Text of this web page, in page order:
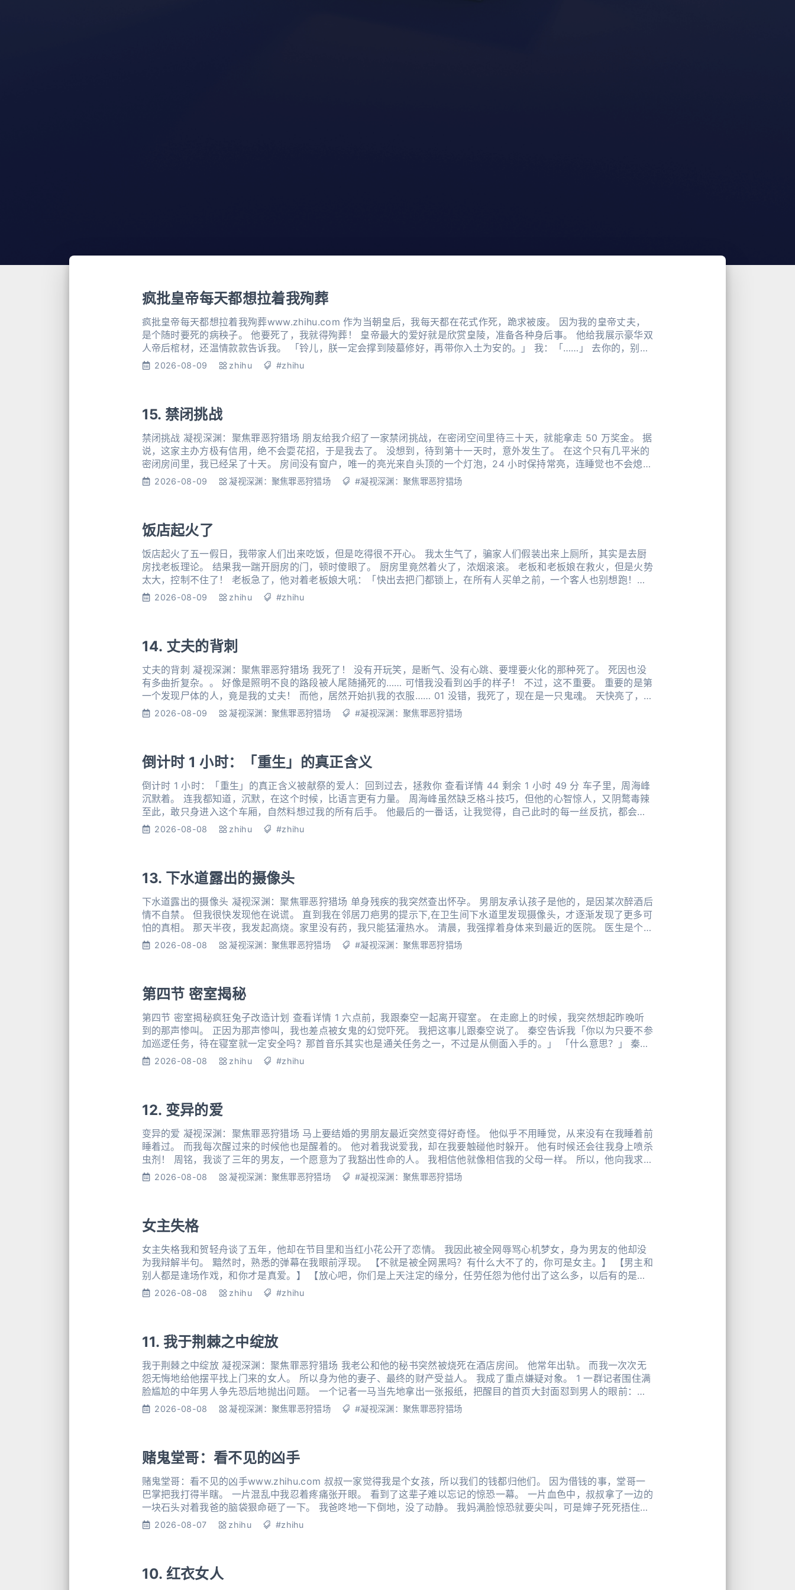
疯批皇帝每天都想拉着我殉葬
疯批皇帝每天都想拉着我殉葬www.zhihu.com 作为当朝皇后，我每天都在花式作死，跪求被废。 因为我的皇帝丈夫，
是个随时要死的病秧子。 他要死了，我就得殉葬！ 皇帝最大的爱好就是欣赏皇陵，准备各种身后事。 他给我展示豪华双
人帝后棺材，还温情款款告诉我。 「铃儿，朕一定会撑到陵墓修好，再带你入土为安的。」 我：「……」 去你的，别以
为我不知道。 皇陵还有三个月就竣工了！ 1 皇帝景荣从小病弱。
2026-08-09 zhihu #zhihu
15. 禁闭挑战
禁闭挑战 凝视深渊：聚焦罪恶狩猎场 朋友给我介绍了一家禁闭挑战，在密闭空间里待三十天，就能拿走 50 万奖金。 据
说，这家主办方极有信用，绝不会耍花招，于是我去了。 没想到，待到第十一天时，意外发生了。 在这个只有几平米的
密闭房间里，我已经呆了十天。 房间没有窗户，唯一的亮光来自头顶的一个灯泡，24 小时保持常亮，连睡觉也不会熄
灭。 房间里的装修很简单，甚至称得上简陋：四面墙都是未经粉刷的混
2026-08-09 凝视深渊：聚焦罪恶狩猎场 #凝视深渊：聚焦罪恶狩猎场
饭店起火了
饭店起火了五一假日，我带家人们出来吃饭，但是吃得很不开心。 我太生气了，骗家人们假装出来上厕所，其实是去厨
房找老板理论。 结果我一踹开厨房的门，顿时傻眼了。 厨房里竟然着火了，浓烟滚滚。 老板和老板娘在救火，但是火势
太大，控制不住了！ 老板急了，他对着老板娘大吼：「快出去把门都锁上，在所有人买单之前，一个客人也别想跑！」
老板娘这才反应过来，连忙想要逃出来，却正好瞧见了我。 她着急地指着我尖叫了一
2026-08-09 zhihu #zhihu
14. 丈夫的背刺
丈夫的背刺 凝视深渊：聚焦罪恶狩猎场 我死了！ 没有开玩笑，是断气、没有心跳、要埋要火化的那种死了。 死因也没
有多曲折复杂。。 好像是照明不良的路段被人尾随捅死的…… 可惜我没看到凶手的样子！ 不过，这不重要。 重要的是第
一个发现尸体的人，竟是我的丈夫！ 而他，居然开始扒我的衣服…… 01 没错，我死了，现在是一只鬼魂。 天快亮了，
地上的血已经干涸，蚂蚁苍蝇闻着腥味儿爬
2026-08-09 凝视深渊：聚焦罪恶狩猎场 #凝视深渊：聚焦罪恶狩猎场
倒计时 1 小时：「重生」的真正含义
倒计时 1 小时：「重生」的真正含义被献祭的爱人：回到过去，拯救你 查看详情 44 剩余 1 小时 49 分 车子里，周海峰
沉默着。 连我都知道，沉默，在这个时候，比语言更有力量。 周海峰虽然缺乏格斗技巧，但他的心智惊人，又阴鹜毒辣
至此，敢只身进入这个车厢，自然料想过我的所有后手。 他最后的一番话，让我觉得，自己此时的每一丝反抗，都会变
成徒劳，甚或引来杀身之祸。 杨孝国的死，令时间线更新了，周海峰
2026-08-08 zhihu #zhihu
13. 下水道露出的摄像头
下水道露出的摄像头 凝视深渊：聚焦罪恶狩猎场 单身残疾的我突然查出怀孕。 男朋友承认孩子是他的，是因某次醉酒后
情不自禁。 但我很快发现他在说谎。 直到我在邻居刀疤男的提示下,在卫生间下水道里发现摄像头，才逐渐发现了更多可
怕的真相。 那天半夜，我发起高烧。家里没有药，我只能猛灌热水。 清晨，我强撑着身体来到最近的医院。 医生是个脑
袋秃顶的老头，号了脉后，意味深长地问我：「姑娘，你结婚了吗？」
2026-08-08 凝视深渊：聚焦罪恶狩猎场 #凝视深渊：聚焦罪恶狩猎场
第四节 密室揭秘
第四节 密室揭秘疯狂兔子改造计划 查看详情 1 六点前，我跟秦空一起离开寝室。 在走廊上的时候，我突然想起昨晚听
到的那声惨叫。 正因为那声惨叫，我也差点被女鬼的幻觉吓死。 我把这事儿跟秦空说了。 秦空告诉我「你以为只要不参
加巡逻任务，待在寝室就一定安全吗？那首音乐其实也是通关任务之一，不过是从侧面入手的。」 「什么意思？」 秦空
点头「你听过感觉剥夺实验没有。」 我有点印象，但没有深入了解。 秦空说
2026-08-08 zhihu #zhihu
12. 变异的爱
变异的爱 凝视深渊：聚焦罪恶狩猎场 马上要结婚的男朋友最近突然变得好奇怪。 他似乎不用睡觉，从来没有在我睡着前
睡着过。 而我每次醒过来的时候他也是醒着的。 他对着我说爱我，却在我要触碰他时躲开。 他有时候还会往我身上喷杀
虫剂！ 周铭，我谈了三年的男友，一个愿意为了我豁出性命的人。 我相信他就像相信我的父母一样。 所以，他向我求婚
的时候，我是毫不犹豫地答应了他。 在结婚前，我搬进了他家。 两个
2026-08-08 凝视深渊：聚焦罪恶狩猎场 #凝视深渊：聚焦罪恶狩猎场
女主失格
女主失格我和贺轻舟谈了五年，他却在节目里和当红小花公开了恋情。 我因此被全网辱骂心机梦女，身为男友的他却没
为我辩解半句。 黯然时，熟悉的弹幕在我眼前浮现。 【不就是被全网黑吗？有什么大不了的，你可是女主。】 【男主和
别人都是逢场作戏，和你才是真爱。】 【放心吧，你们是上天注定的缘分，任劳任怨为他付出了这么多，以后有的是好
日子。】 可是他们不知道，这小白花式的女主，我已经彻底厌倦了。 1 《热吻星河
2026-08-08 zhihu #zhihu
11. 我于荆棘之中绽放
我于荆棘之中绽放 凝视深渊：聚焦罪恶狩猎场 我老公和他的秘书突然被烧死在酒店房间。 他常年出轨。 而我一次次无
怨无悔地给他摆平找上门来的女人。 所以身为他的妻子、最终的财产受益人。 我成了重点嫌疑对象。 1 一群记者围住满
脸尴尬的中年男人争先恐后地抛出问题。 一个记者一马当先地拿出一张报纸，把醒目的首页大封面怼到男人的眼前：
「陈先生，这篇小报上的报道是真实的吗？」 「你和在校女大学生是不是有不正当
2026-08-08 凝视深渊：聚焦罪恶狩猎场 #凝视深渊：聚焦罪恶狩猎场
赌鬼堂哥：看不见的凶手
赌鬼堂哥：看不见的凶手www.zhihu.com 叔叔一家觉得我是个女孩，所以我们的钱都归他们。 因为借钱的事，堂哥一
巴掌把我打得半瞎。 一片混乱中我忍着疼痛张开眼。 看到了这辈子难以忘记的惊恐一幕。 一片血色中，叔叔拿了一边的
一块石头对着我爸的脑袋狠命砸了一下。 我爸咚地一下倒地，没了动静。 我妈满脸惊恐就要尖叫，可是婶子死死捂住了
她嘴。 又是一砸，堂哥手上的石块狠命砸在了我妈的脑袋上。 我妈也
2026-08-07 zhihu #zhihu
10. 红衣女人